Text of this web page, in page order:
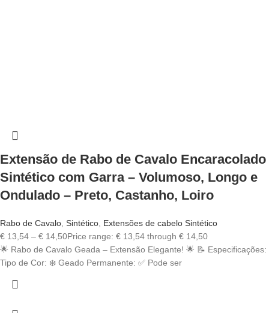
Extensão de Rabo de Cavalo Encaracolado
Sintético com Garra – Volumoso, Longo e
Ondulado – Preto, Castanho, Loiro
Rabo de Cavalo, Sintético, Extensões de cabelo Sintético
€ 13,54 – € 14,50Price range: € 13,54 through € 14,50
🌟 Rabo de Cavalo Geada – Extensão Elegante! 🌟 📝 Especificações:
Tipo de Cor: ❄️ Geado Permanente: ✅ Pode ser